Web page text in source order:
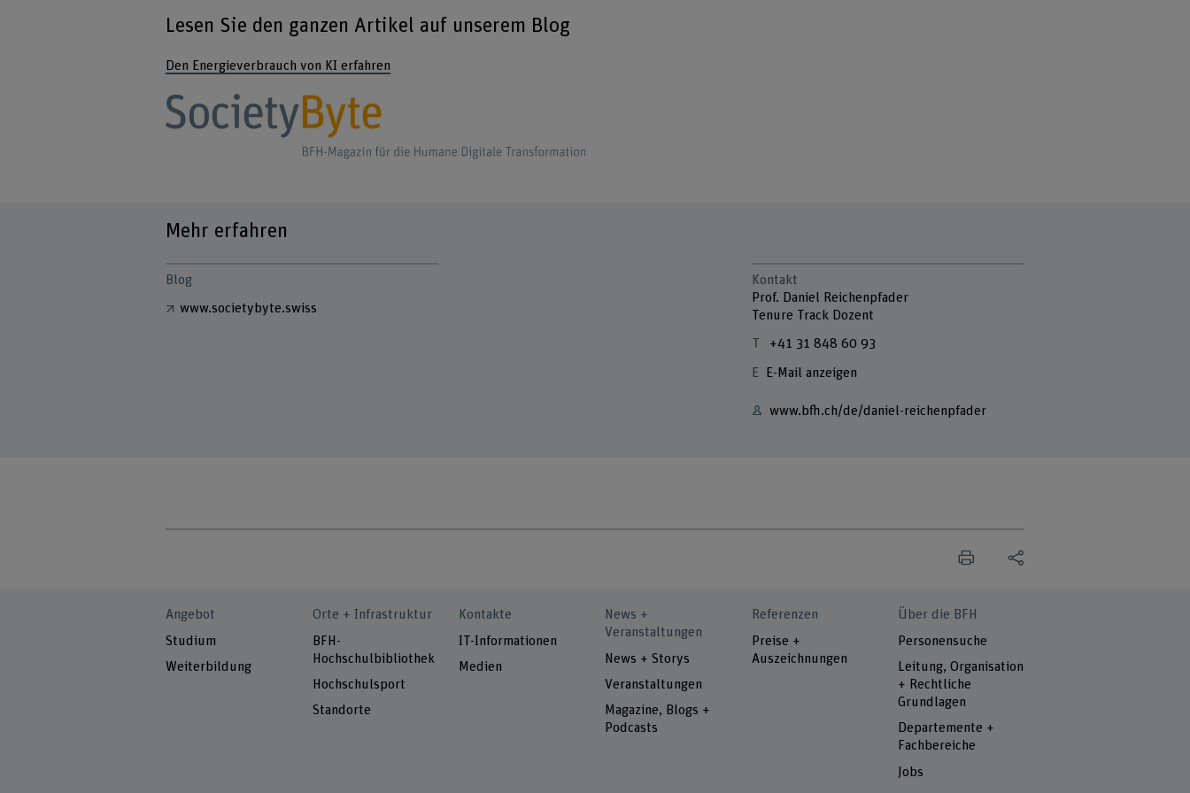
Lesen Sie den ganzen Artikel auf unserem Blog
Den Energieverbrauch von KI erfahren
Mehr erfahren
Blog
www.societybyte.swiss
Kontakt
Prof. Daniel Reichenpfader
Tenure Track Dozent
+41 31 848 60 93
E-Mail anzeigen
www.bfh.ch/de/daniel-reichenpfader
Angebot
Studium
Weiterbildung
Orte + Infrastruktur
BFH-
Hochschulbibliothek
Hochschulsport
Standorte
Kontakte
IT-Informationen
Medien
News +
Veranstaltungen
News + Storys
Veranstaltungen
Magazine, Blogs +
Podcasts
Referenzen
Preise +
Auszeichnungen
Über die BFH
Personensuche
Leitung, Organisation
+ Rechtliche
Grundlagen
Departemente +
Fachbereiche
Jobs